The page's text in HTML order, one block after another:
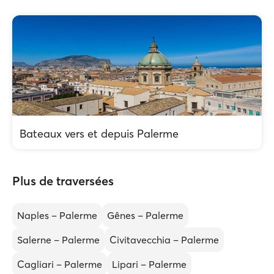
Bateaux vers et depuis Palerme
Plus de traversées
Naples – Palerme
Gênes – Palerme
Salerne – Palerme
Civitavecchia – Palerme
Cagliari – Palerme
Lipari – Palerme